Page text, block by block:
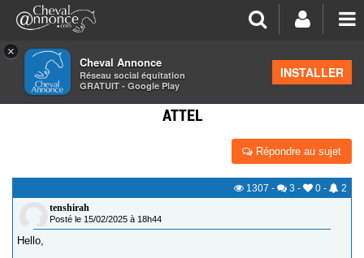
×
Cheval Annonce
Réseau social équitation
GRATUIT - Google Play
INSTALLER
>Équipements
DIY: DES IDÉES DE HERSE/RAMASSE CROTTINS À
ATTEL
Répondre au sujet
1307 - 3 - 0 -
2
tenshirah
Posté le 15/02/2025 à 18h44
Hello,